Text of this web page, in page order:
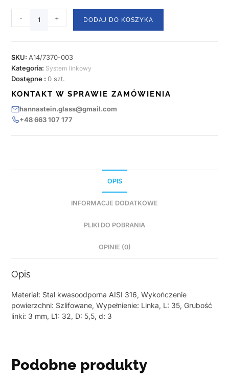
- + DODAJ DO KOSZYKA
SKU:A14/7370-003
Kategoria: System linkowy
Dostępne :0 szt.
KONTAKT W SPRAWIE ZAMÓWIENIA
hannastein.glass@gmail.com
+48 663 107 177
OPIS
INFORMACJE DODATKOWE
PLIKI DO POBRANIA
OPINIE (0)
Opis
Materiał: Stal kwasoodporna AISI 316, Wykończenie
powierzchni: Szlifowane, Wypełnienie: Linka, L: 35, Grubość
linki: 3 mm, L1: 32, D: 5,5, d: 3
Podobne produkty